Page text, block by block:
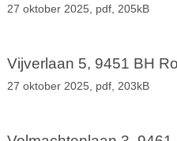
27 oktober 2025, pdf, 205kB
Vijverlaan 5, 9451 BH
27 oktober 2025, pdf, 203kB